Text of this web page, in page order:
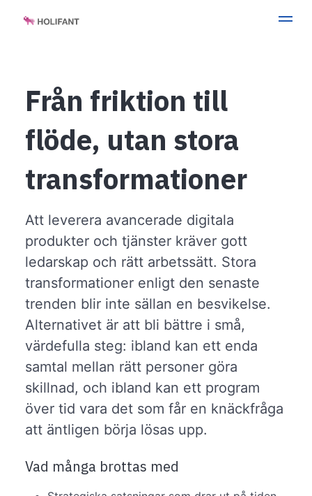
Från friktion till
flöde, utan stora
transformationer
Att leverera avancerade digitala
produkter och tjänster kräver gott
ledarskap och rätt arbetssätt. Stora
transformationer enligt den senaste
trenden blir inte sällan en besvikelse.
Alternativet är att bli bättre i små,
värdefulla steg: ibland kan ett enda
samtal mellan rätt personer göra
skillnad, och ibland kan ett program
över tid vara det som får en knäckfråga
att äntligen börja lösas upp.
Vad många brottas med